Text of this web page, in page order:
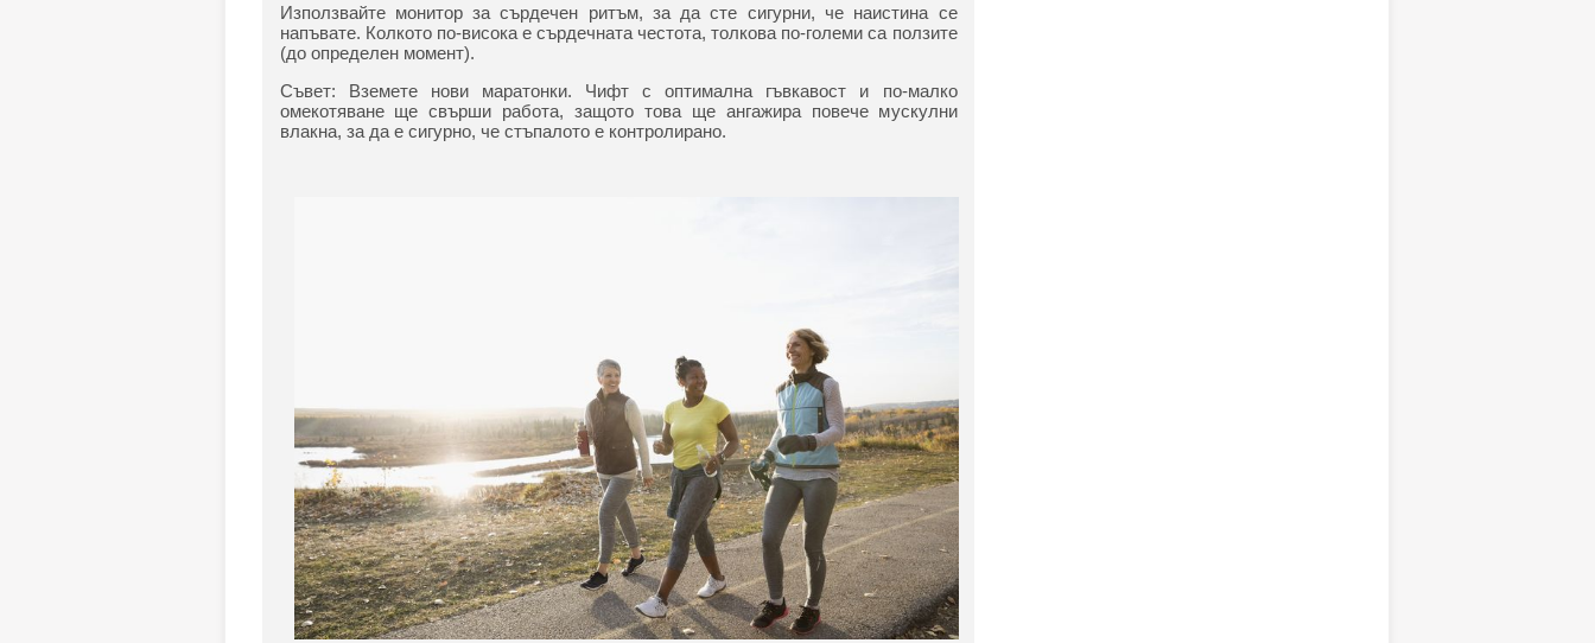
Използвайте монитор за сърдечен ритъм, за да сте сигурни, че наистина се
напъвате. Колкото по-висока е сърдечната честота, толкова по-големи са ползите
(до определен момент).
Съвет: Вземете нови маратонки. Чифт с оптимална гъвкавост и по-малко
омекотяване ще свърши работа, защото това ще ангажира повече мускулни
влакна, за да е сигурно, че стъпалото е контролирано.